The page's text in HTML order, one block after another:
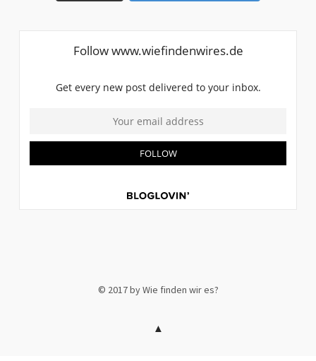
© 2017 by Wie finden wir es?